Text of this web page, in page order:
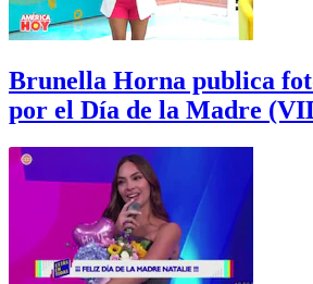
Brunella Horna publica
por el Día de la Madre